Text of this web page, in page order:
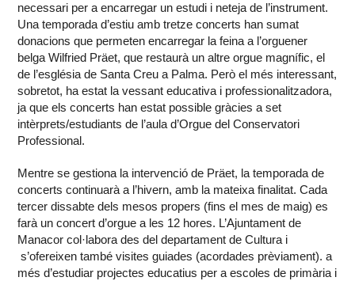
necessari per a encarregar un estudi i neteja de l’instrument.
Una temporada d’estiu amb tretze concerts han sumat
donacions que permeten encarregar la feina a l’orguener
belga Wilfried Präet, que restaurà un altre orgue magnífic, el
de l’església de Santa Creu a Palma. Però el més interessant,
sobretot, ha estat la vessant educativa i professionalitzadora,
ja que els concerts han estat possible gràcies a set
intèrprets/estudiants de l’aula d’Orgue del Conservatori
Professional.
Mentre se gestiona la intervenció de Präet, la temporada de
concerts continuarà a l’hivern, amb la mateixa finalitat. Cada
tercer dissabte dels mesos propers (fins el mes de maig) es
farà un concert d’orgue a les 12 hores. L’Ajuntament de
Manacor col·labora des del departament de Cultura i
s’ofereixen també visites guiades (acordades prèviament). a
més d’estudiar projectes educatius per a escoles de primària i